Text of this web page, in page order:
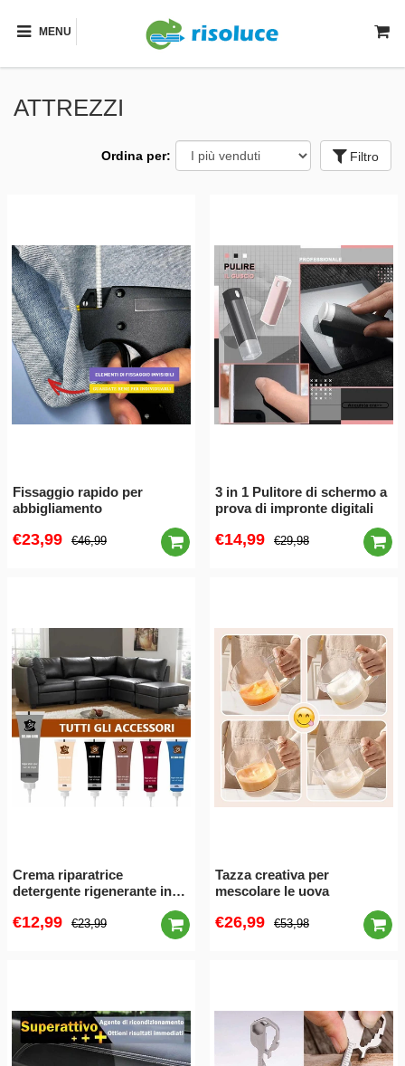
MENU
ATTREZZI
Ordina per: Filtro
Fissaggio rapido per
abbigliamento
€23,99 €46,99
3 in 1 Pulitore di schermo a
prova di impronte digitali
€14,99 €29,98
Crema riparatrice
detergente rigenerante in
€12,99 €23,99
Tazza creativa per
mescolare le uova
€26,99 €53,98